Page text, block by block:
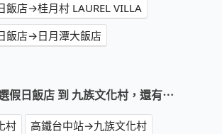
飯店→桂月村 LAUREL VILLA
飯店→日月潭大飯店
假日飯店 到 九族文化村，還有⋯
村
高鐵台中站→九族文化村